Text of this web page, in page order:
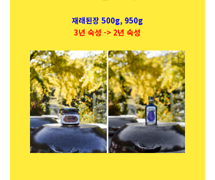
재래된장 500g, 950g
3년 숙성 -> 2년 숙성